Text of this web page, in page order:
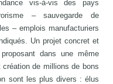
vis-à-vis des pays
– sauvegarde de
– emplois manufacturiers
Un projet concret et
dans une même
création de millions de bons
sont les plus divers : élus